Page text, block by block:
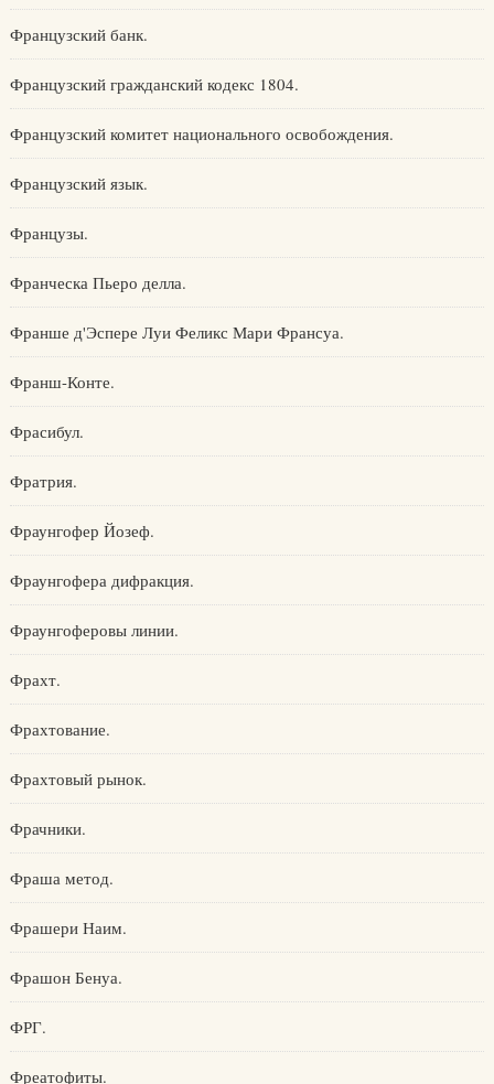
Французский банк.
Французский гражданский кодекс 1804.
Французский комитет национального освобождения.
Французский язык.
Французы.
Франческа Пьеро делла.
Франше д'Эспере Луи Феликс Мари Франсуа.
Франш-Конте.
Фрасибул.
Фратрия.
Фраунгофер Йозеф.
Фраунгофера дифракция.
Фраунгоферовы линии.
Фрахт.
Фрахтование.
Фрахтовый рынок.
Фрачники.
Фраша метод.
Фрашери Наим.
Фрашон Бенуа.
ФРГ.
Фреатофиты.